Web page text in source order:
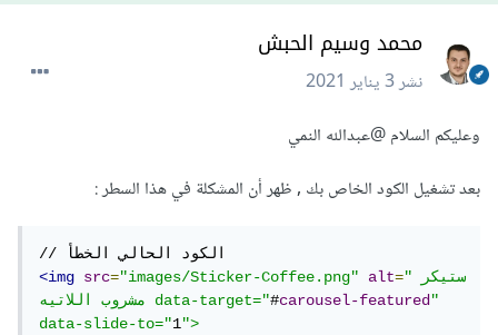
محمد وسيم الحبش
نشر3 يناير 2021
وعليكم السلام@عبدالله النمي
بعد تشغيل الكود الخاص بك , ظهر أن المشكلة في هذا السطر :
<img
src="images/Sticker-Coffee.png" alt="ستيكر
مشروب اللاتيه data-target="#carousel-featured"
data-slide-to="1">